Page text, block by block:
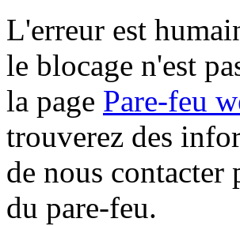
L'erreur est
le blocage n'est
la page Pare-feu
trouverez des
de nous contacter
du pare-feu.